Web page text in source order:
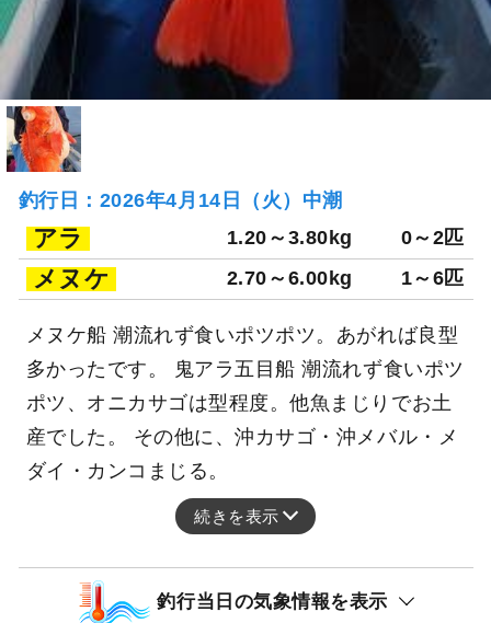
釣行日：2026年4月14日（火）中潮
アラ 1.20～3.80kg 0～2匹
メヌケ 2.70～6.00kg 1～6匹
メヌケ船 潮流れず食いポツポツ。あがれば良型
多かったです。 鬼アラ五目船 潮流れず食いポツ
ポツ、オニカサゴは型程度。他魚まじりでお土
産でした。 その他に、沖カサゴ・沖メバル・メ
ダイ・カンコまじる。
続きを表示
釣行当日の気象情報を表示